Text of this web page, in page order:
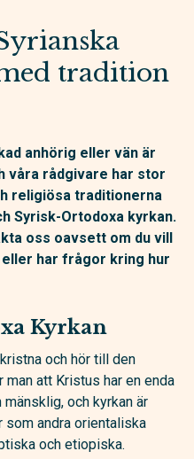
tradition
anhörig eller vän är
rådgivare har stor
religiösa traditionerna
Syrisk-Ortodoxa kyrkan.
oss oavsett om du vill
eller har frågor kring hur
Kyrkan
och hör till den
att Kristus har en enda
och kyrkan är
som andra orientaliska
och etiopiska.